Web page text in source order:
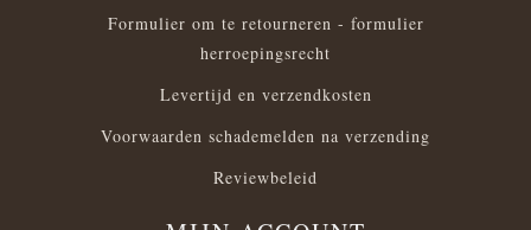
Formulier om te retourneren - formulier
herroepingsrecht
Levertijd en verzendkosten
Voorwaarden schademelden na verzending
Reviewbeleid